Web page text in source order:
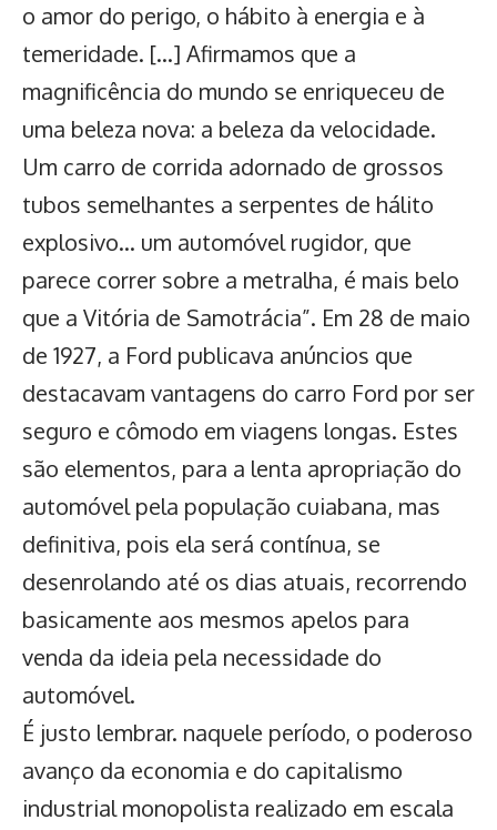
o amor do perigo, o hábito à energia e à
temeridade. […] Afirmamos que a
magnificência do mundo se enriqueceu de
uma beleza nova: a beleza da velocidade.
Um carro de corrida adornado de grossos
tubos semelhantes a serpentes de hálito
explosivo… um automóvel rugidor, que
parece correr sobre a metralha, é mais belo
que a Vitória de Samotrácia”. Em 28 de maio
de 1927, a Ford publicava anúncios que
destacavam vantagens do carro Ford por ser
seguro e cômodo em viagens longas. Estes
são elementos, para a lenta apropriação do
automóvel pela população cuiabana, mas
definitiva, pois ela será contínua, se
desenrolando até os dias atuais, recorrendo
basicamente aos mesmos apelos para
venda da ideia pela necessidade do
automóvel.
É justo lembrar. naquele período, o poderoso
avanço da economia e do capitalismo
industrial monopolista realizado em escala